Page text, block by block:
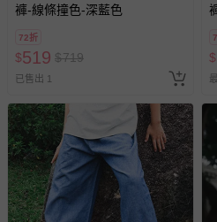
客製化商品（例如客製生
報紙、期刊或雜誌（惟書
新費用）。
經消費者拆封之影音商品
等）。
非以有形媒介提供之數位
上服務，經消費者事先同
戲或活動點數等）。
已拆封之以下類型商品：
-個人衛生用品（例如尿布
褲-線條撞色-深藍色
72折
$519 $719
已售出 1
$